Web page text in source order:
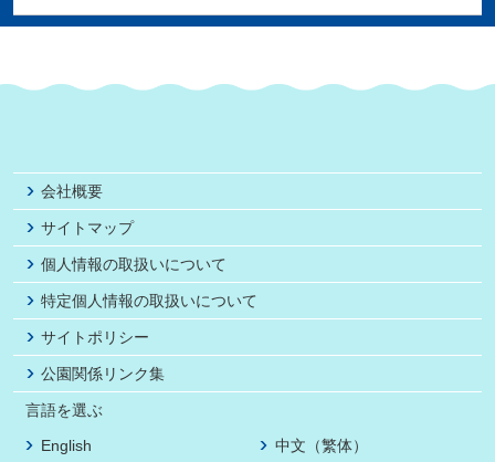
会社概要
サイトマップ
個人情報の取扱いについて
特定個人情報の取扱いについて
サイトポリシー
公園関係リンク集
言語を選ぶ
English
中文（繁体）